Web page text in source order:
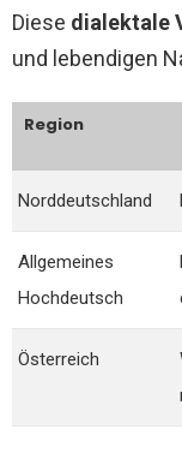
Diese dialektale
und lebendigen
Region
Norddeutschland
Allgemeines
Hochdeutsch
Österreich